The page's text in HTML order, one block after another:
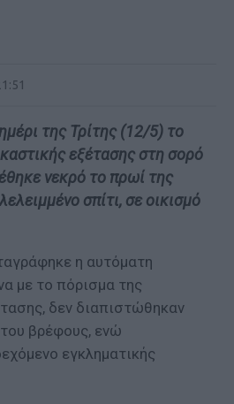
της Τρίτης (12/5) το
εξέτασης στη σορό
νεκρό το πρωί της
σπίτι, σε οικισμό
η αυτόματη
με το πόρισμα της
δεν διαπιστώθηκαν
βρέφους, ενώ
εγκληματικής